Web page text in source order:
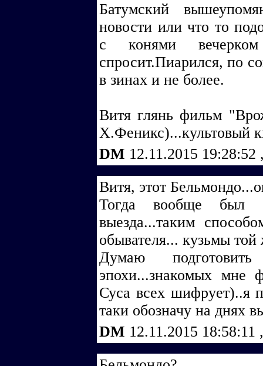
Батумский
новости или что то
с конями
спросит.Пиарился, по
в зинах и не более.
Витя глянь фильм
Х.Феникс)...культовый
DM 12.11.2015 19:28:52
Витя, этот
Тогда вообще был
выезда...таким
обывателя... кузьмы той
Думаю
эпохи...знакомых мне
Суса всех шифрует)..я
таки обозначу на днях
DM 12.11.2015 18:58:11 ,